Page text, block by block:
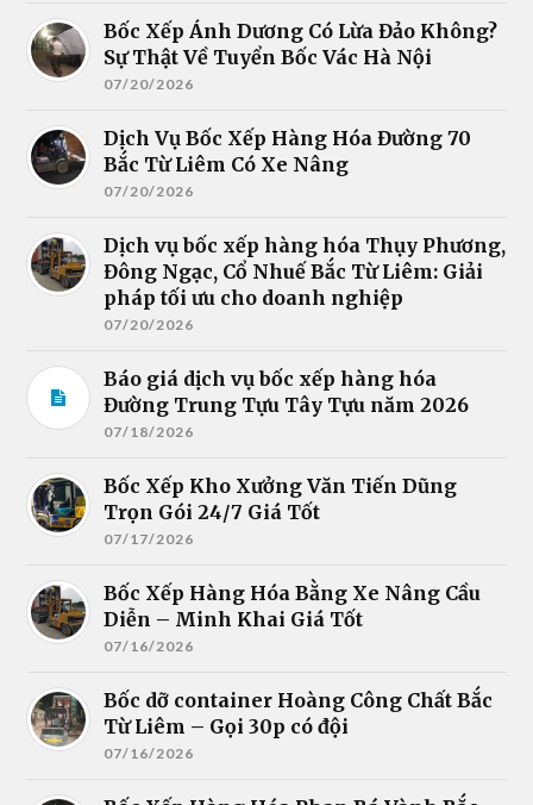
Bốc Xếp Ánh Dương Có Lừa Đảo Không?
Sự Thật Về Tuyển Bốc Vác Hà Nội
07/20/2026
Dịch Vụ Bốc Xếp Hàng Hóa Đường 70
Bắc Từ Liêm Có Xe Nâng
07/20/2026
Dịch vụ bốc xếp hàng hóa Thụy Phương,
Đông Ngạc, Cổ Nhuế Bắc Từ Liêm: Giải
pháp tối ưu cho doanh nghiệp
07/20/2026
Báo giá dịch vụ bốc xếp hàng hóa
Đường Trung Tựu Tây Tựu năm 2026
07/18/2026
Bốc Xếp Kho Xưởng Văn Tiến Dũng
Trọn Gói 24/7 Giá Tốt
07/17/2026
Bốc Xếp Hàng Hóa Bằng Xe Nâng Cầu
Diễn – Minh Khai Giá Tốt
07/16/2026
Bốc dỡ container Hoàng Công Chất Bắc
Từ Liêm – Gọi 30p có đội
07/16/2026